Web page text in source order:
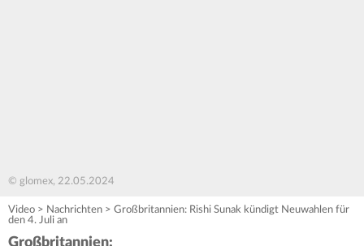
© glomex, 22.05.2024
Video > Nachrichten > Großbritannien: Rishi Sunak kündigt Neuwahlen für
den 4. Juli an
Großbritannien: